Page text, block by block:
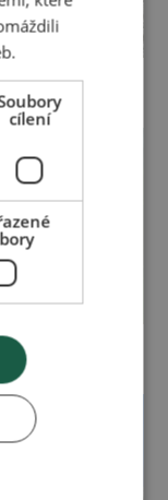
zdraví a
2020
zdraví a
cílení